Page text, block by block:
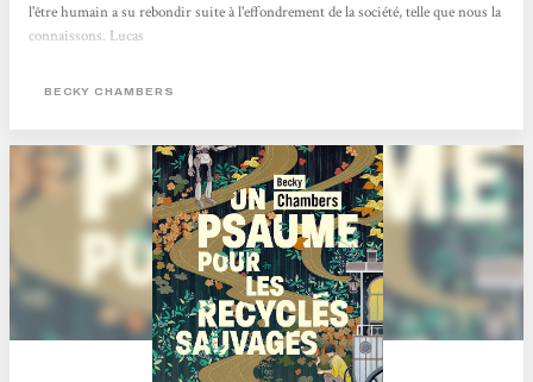
l'être humain a su rebondir suite à l'effondrement de la société, telle que nous la
connaissons. Lucas
BECKY CHAMBERS